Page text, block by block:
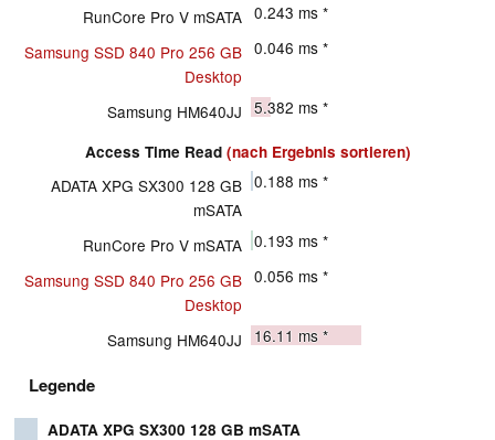
RunCore Pro V mSATA 0.243 ms *
Samsung SSD 840 Pro 256 GB
Desktop
0.046 ms *
Samsung HM640JJ 5.382 ms *
Access Time Read (nach Ergebnis sortieren)
ADATA XPG SX300 128 GB
mSATA
0.188 ms *
RunCore Pro V mSATA 0.193 ms *
Samsung SSD 840 Pro 256 GB
Desktop
0.056 ms *
Samsung HM640JJ 16.11 ms *
Legende
ADATA XPG SX300 128 GB mSATA